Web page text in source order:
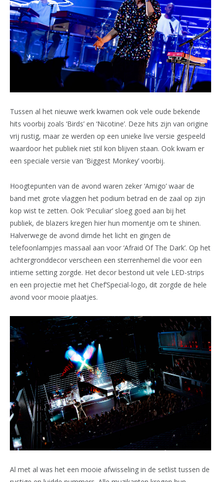
Tussen al het nieuwe werk kwamen ook vele oude bekende
hits voorbij zoals ‘Birds’ en ‘Nicotine’. Deze hits zijn van origine
vrij rustig, maar ze werden op een unieke live versie gespeeld
waardoor het publiek niet stil kon blijven staan. Ook kwam er
een speciale versie van ‘Biggest Monkey’ voorbij.
Hoogtepunten van de avond waren zeker ‘Amigo’ waar de
band met grote vlaggen het podium betrad en de zaal op zijn
kop wist te zetten. Ook ‘Peculiar’ sloeg goed aan bij het
publiek, de blazers kregen hier hun momentje om te shinen.
Halverwege de avond dimde het licht en gingen de
telefoonlampjes massaal aan voor ‘Afraid Of The Dark’. Op het
achtergronddecor verscheen een sterrenhemel die voor een
intieme setting zorgde. Het decor bestond uit vele LED-strips
en een projectie met het Chef’Special-logo, dit zorgde de hele
avond voor mooie plaatjes.
Al met al was het een mooie afwisseling in de setlist tussen de